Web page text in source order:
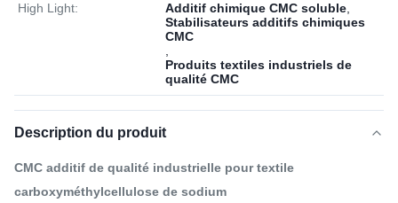
High Light: Additif chimique CMC soluble
Stabilisateurs additifs chimiques
CMC
Produits textiles industriels de
qualité CMC
Description du produit
CMC additif de qualité industrielle pour textile
carboxyméthylcellulose de sodium